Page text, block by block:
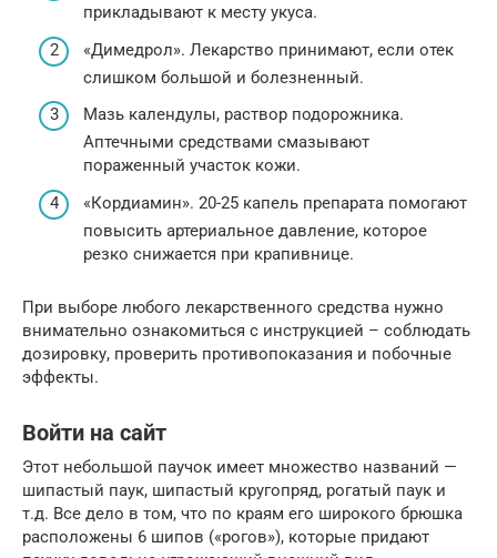
прикладывают к месту укуса.
«Димедрол». Лекарство принимают, если отек
слишком большой и болезненный.
Мазь календулы, раствор подорожника.
Аптечными средствами смазывают
пораженный участок кожи.
«Кордиамин». 20-25 капель препарата помогают
повысить артериальное давление, которое
резко снижается при крапивнице.
При выборе любого лекарственного средства нужно
внимательно ознакомиться с инструкцией – соблюдать
дозировку, проверить противопоказания и побочные
эффекты.
Войти на сайт
Этот небольшой паучок имеет множество названий —
шипастый паук, шипастый кругопряд, рогатый паук и
т.д. Все дело в том, что по краям его широкого брюшка
расположены 6 шипов («рогов»), которые придают